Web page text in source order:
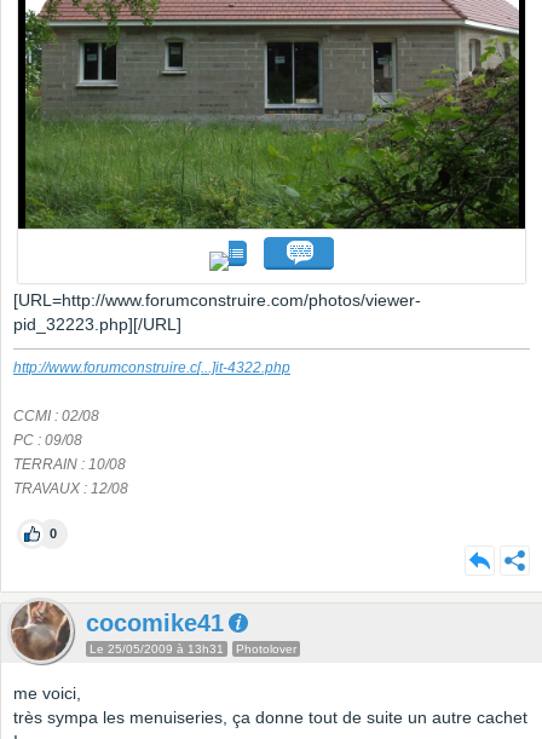
[URL=http://www.forumconstruire.com/photos/viewer-
pid_32223.php][/URL]
http://www.forumconstruire.c[...]it-4322.php
CCMI : 02/08
PC : 09/08
TERRAIN : 10/08
TRAVAUX : 12/08
0
cocomike41
Le 25/05/2009 à 13h31 Photolover
me voici,
très sympa les menuiseries, ça donne tout de suite un autre cachet